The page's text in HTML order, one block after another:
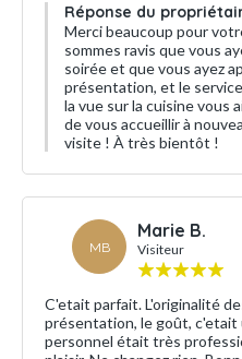
Réponse du
Merci beaucoup pour
sommes ravis que vous
soirée et que vous ayez
présentation, et le
la vue sur la cuisine vous
de vous accueillir à
visite ! À très bientôt !
MB
Marie B.
Visiteur
C'etait parfait. L'originalité
présentation, le goût, c'etait un délice pour les papilles. Le
personnel était très professionnel. Nous